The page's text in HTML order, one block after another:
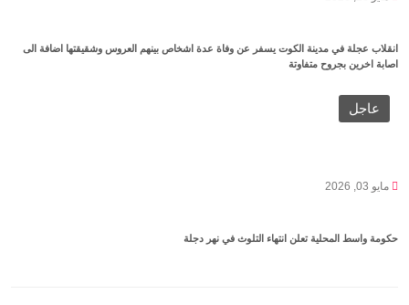
انقلاب عجلة في مدينة الكوت يسفر عن وفاة عدة اشخاص بينهم العروس وشقيقتها اضافة الى
اصابة اخرين بجروح متفاوتة
عاجل
مايو 03, 2026
حكومة واسط المحلية تعلن انتهاء التلوث في نهر دجلة